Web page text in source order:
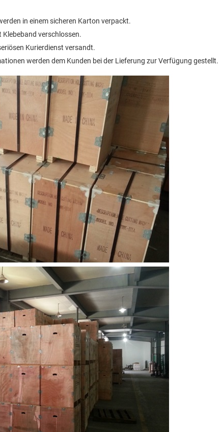
in einem sicheren Karton verpackt.
Klebeband verschlossen.
Kurierdienst versandt.
werden dem Kunden bei der Lieferung zur Verfügung gestellt.